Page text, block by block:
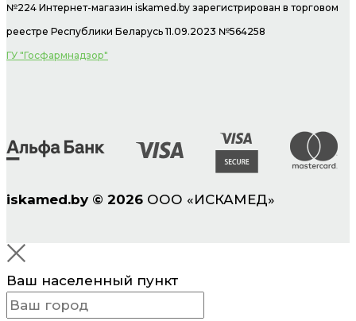
№224 Интернет-магазин iskamed.by зарегистрирован в торговом
реестре Республики Беларусь 11.09.2023 №564258
ГУ "Госфармнадзор"
iskamed.by © 2026 ООО «ИСКАМЕД»
Ваш населенный пункт